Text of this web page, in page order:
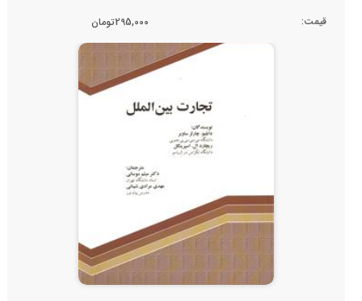
قیمت: 295,000تومان